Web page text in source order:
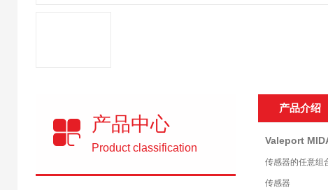
产品中心
Product classification
产品介绍
Valeport
传感器的任意组
传感器